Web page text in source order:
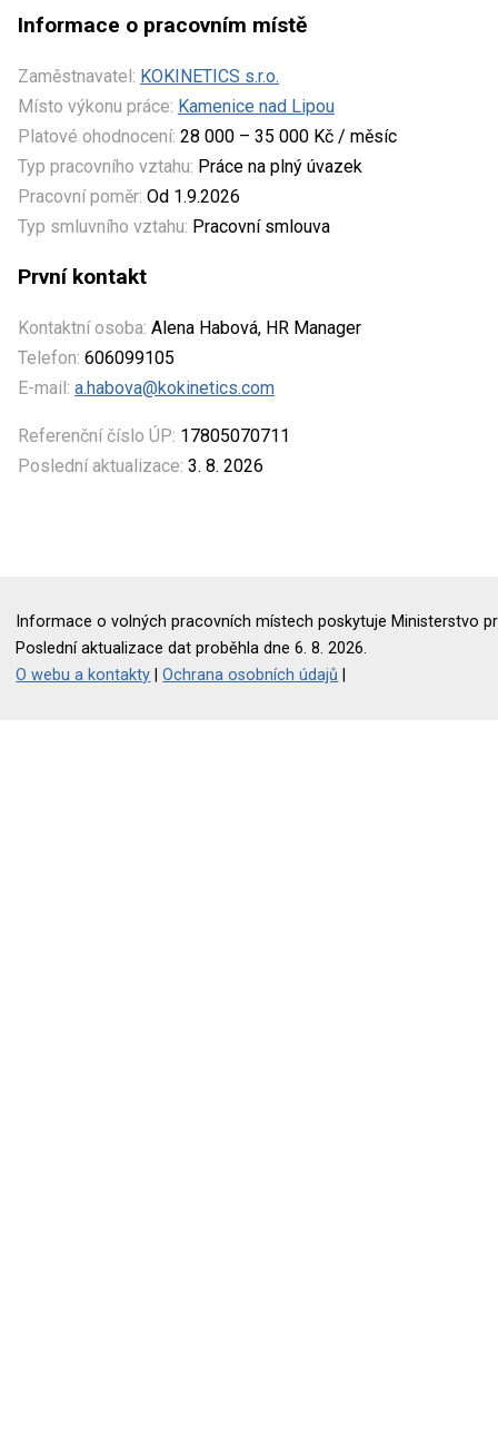
Informace o pracovním místě
Zaměstnavatel: KOKINETICS s.r.o.
Místo výkonu práce: Kamenice nad Lipou
Platové ohodnocení: 28 000 – 35 000 Kč / měsíc
Typ pracovního vztahu: Práce na plný úvazek
Pracovní poměr: Od 1.9.2026
Typ smluvního vztahu: Pracovní smlouva
První kontakt
Kontaktní osoba: Alena Habová, HR Manager
Telefon: 606099105
E-mail: a.habova@kokinetics.com
Referenční číslo ÚP: 17805070711
Poslední aktualizace: 3. 8. 2026
Informace o volných pracovních místech poskytuje Ministerstvo
Poslední aktualizace dat proběhla dne 6. 8. 2026.
O webu a kontakty |Ochrana osobních údajů